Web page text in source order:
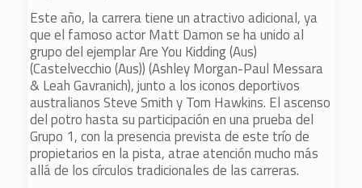
Este año, la carrera tiene un atractivo adicional, ya
que el famoso actor Matt Damon se ha unido al
grupo del ejemplar Are You Kidding (Aus)
(Castelvecchio (Aus)) (Ashley Morgan-Paul Messara
& Leah Gavranich), junto a los iconos deportivos
australianos Steve Smith y Tom Hawkins. El ascenso
del potro hasta su participación en una prueba del
Grupo 1, con la presencia prevista de este trío de
propietarios en la pista, atrae atención mucho más
allá de los círculos tradicionales de las carreras.